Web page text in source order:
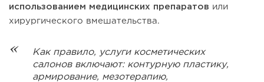
использованием медицинских препаратов или
хирургического вмешательства.
Как правило, услуги косметических
салонов включают: контурную пластику,
армирование, мезотерапию,